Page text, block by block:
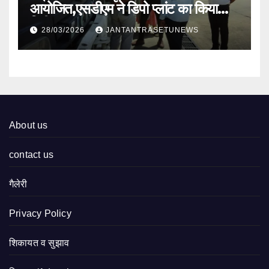
आयोजित,एसडीएम ने डिपो प्लांट का किया
निरीक्षण
28/03/2026 JANTANTRASETUNEWS
About us
contact us
गैलेरी
Privacy Policy
शिकायत व सुझाव